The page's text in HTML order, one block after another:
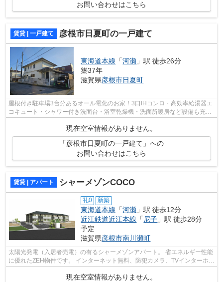
お問い合わせはこちら
賃貸 | 一戸建て 彦根市日夏町の一戸建て
東海道本線 「河瀬 」駅 徒歩26分
築37年
滋賀県彦根市日夏町
屋根付き駐車場3台分あるオール電化のお家！3口IHコンロ・高効率給湯器エ
コキュート・シャワー付き洗面台・浴室乾燥機・洗面所暖房など設備も充実
現在空室情報がありません。
「彦根市日夏町の一戸建て」への
お問い合わせはこちら
賃貸 | アパート シャーメゾンCOCO
礼0 新築
東海道本線 「河瀬 」駅 徒歩12分
近江鉄道近江本線 「 尼子 」駅 徒歩28分
予定
滋賀県彦根市南川瀬町
太陽光発電（入居者売電）の有るシャーメゾンアパート。 省エネルギー性能
に優れたZEH物件です。 インターネット無料、防犯カメラ、TVインターホ
ン、追炊き、浴室乾燥機、高遮音床シス...
現在空室情報がありません。